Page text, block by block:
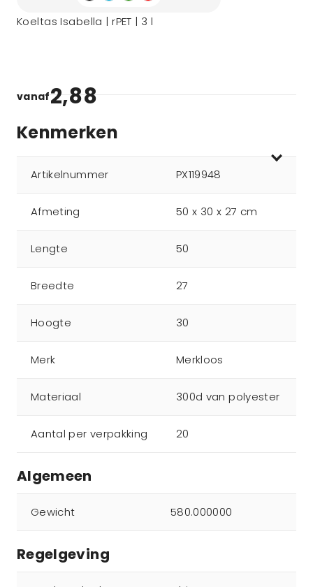
Koeltas Isabella | rPET | 3 l
vanaf2,88
Kenmerken
Artikelnummer PX119948
Afmeting 50 x 30 x 27 cm
Lengte 50
Breedte 27
Hoogte 30
Merk Merkloos
Materiaal 300d van polyester
Aantal per verpakking 20
Algemeen
Gewicht 580.000000
Regelgeving